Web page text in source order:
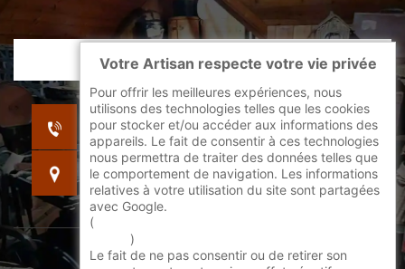
indisponible
indisponible
indisponible
Votre Artisan respecte votre vie privée
Pour offrir les meilleures expériences, nous
utilisons des technologies telles que les cookies
pour stocker et/ou accéder aux informations des
appareils. Le fait de consentir à ces technologies
nous permettra de traiter des données telles que
le comportement de navigation. Les informations
relatives à votre utilisation du site sont partagées
avec Google.
(
)
Le fait de ne pas consentir ou de retirer son